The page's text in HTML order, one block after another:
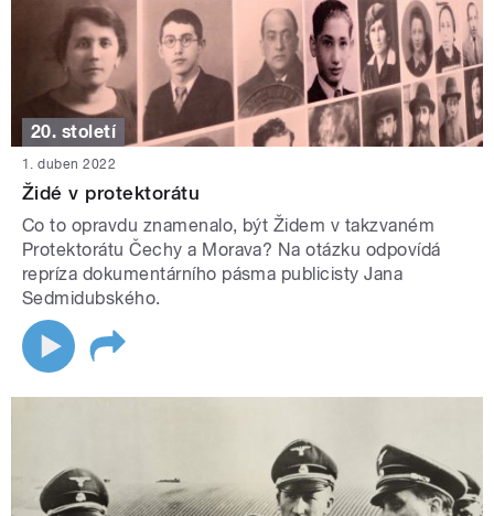
20. století
1. duben 2022
Židé v protektorátu
Co to opravdu znamenalo, být Židem v takzvaném
Protektorátu Čechy a Morava? Na otázku odpovídá
repríza dokumentárního pásma publicisty Jana
Sedmidubského.